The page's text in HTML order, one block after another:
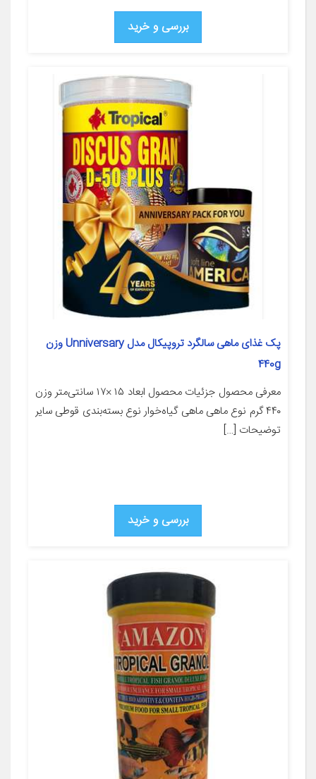
بررسی و خرید
پک غذای ماهی سالگرد تروپیکال مدل Unniversary وزن
440g
معرفی محصول جزئیات محصول ابعاد ۱۵ ×۱۷ سانتی‌متر وزن
۴۴۰ گرم نوع ماهی ماهی گیاه‌خوار نوع بسته‌بندی قوطی سایر
توضیحات […]
بررسی و خرید